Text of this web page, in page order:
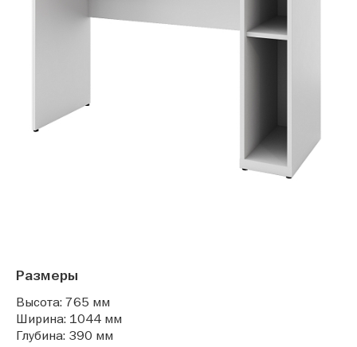
Размеры
Высота: 765 мм
Ширина: 1044 мм
Глубина: 390 мм